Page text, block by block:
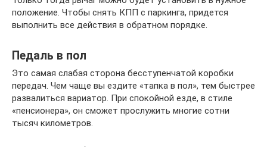
положение. Чтобы снять КПП с паркинга, придется
выполнить все действия в обратном порядке.
Педаль в пол
Это самая слабая сторона бесступенчатой коробки
передач. Чем чаще вы ездите «тапка в пол», тем быстрее
развалиться вариатор. При спокойной езде, в стиле
«пенсионера», он сможет прослужить многие сотни
тысяч километров.